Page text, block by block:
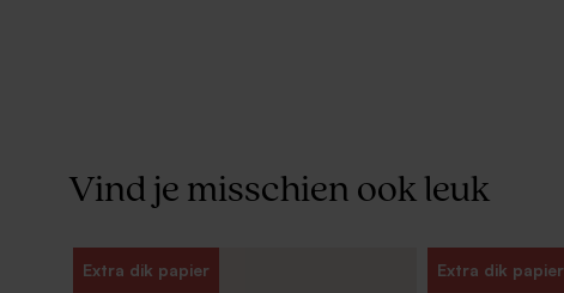
Vind je misschien ook leuk
Extra dik papier Extra dik papier